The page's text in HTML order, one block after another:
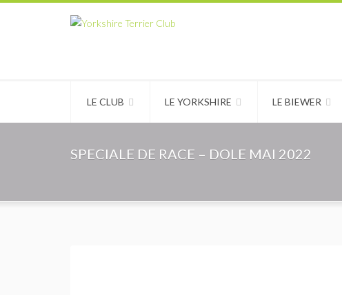
LE CLUB LE YORKSHIRE LE BIEWER
SPECIALE DE RACE – DOLE MAI 2022